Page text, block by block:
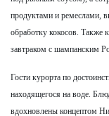
продуктами и ремеслами,
обработку кокосов. Также
завтраком с шампанским
Гости курорта по
находящегося на воде.
вдохновлены концептом